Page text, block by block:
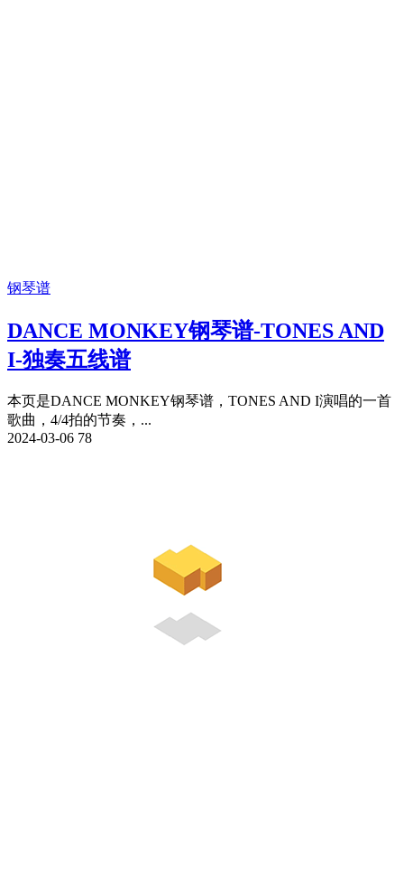
钢琴谱
DANCE MONKEY钢琴谱-TONES AND
I-独奏五线谱
本页是DANCE MONKEY钢琴谱，TONES AND I演唱的一首
歌曲，4/4拍的节奏，...
2024-03-06 78